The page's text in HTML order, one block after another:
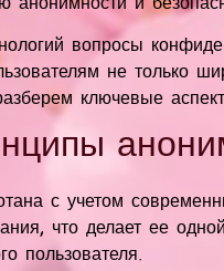
вопросы
не только
ключевые
с учетом
что делает ее
пользователя.